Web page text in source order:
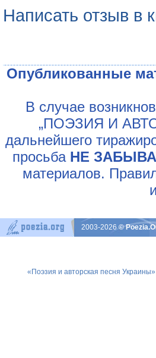
Написать отзыв в
Опубликованные
В случае
„ПОЭЗИЯ И
дальнейшего
просьба НЕ
материалов.
2003-2026©
«Поэзия и авторская песня